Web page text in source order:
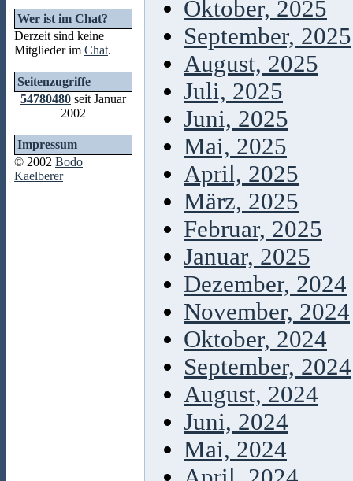
Wer ist im Chat?
Derzeit sind keine
Mitglieder im Chat.
Seitenzugriffe
54780480 seit Januar
2002
Impressum
© 2002 Bodo
Kaelberer
Oktober, 2025
September, 2025
August, 2025
Juli, 2025
Juni, 2025
Mai, 2025
April, 2025
März, 2025
Februar, 2025
Januar, 2025
Dezember, 2024
November, 2024
Oktober, 2024
September, 2024
August, 2024
Juni, 2024
Mai, 2024